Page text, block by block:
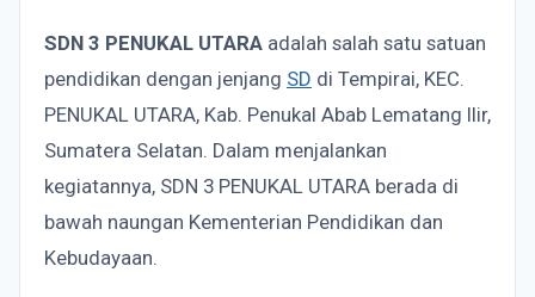
SDN 3 PENUKAL UTARA adalah salah satu satuan
pendidikan dengan jenjang SD di Tempirai, KEC.
PENUKAL UTARA, Kab. Penukal Abab Lematang Ilir,
Sumatera Selatan. Dalam menjalankan
kegiatannya, SDN 3 PENUKAL UTARA berada di
bawah naungan Kementerian Pendidikan dan
Kebudayaan.